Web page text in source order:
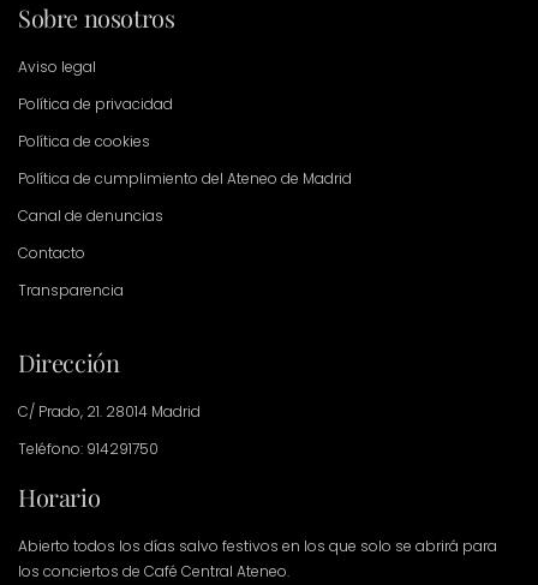
Sobre nosotros
Aviso legal
Política de privacidad
Política de cookies
Política de cumplimiento del Ateneo de Madrid
Canal de denuncias
Contacto
Transparencia
Dirección
C/ Prado, 21. 28014 Madrid
Teléfono: 914291750
Horario
Abierto todos los días salvo festivos en los que solo se abrirá para
los conciertos de Café Central Ateneo.